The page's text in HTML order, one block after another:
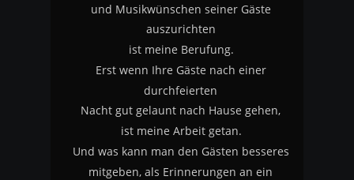
und Musikwünschen seiner Gäste
auszurichten
ist meine Berufung.
Erst wenn Ihre Gäste nach einer
durchfeierten
Nacht gut gelaunt nach Hause gehen,
ist meine Arbeit getan.
Und was kann man den Gästen besseres
mitgeben, als Erinnerungen an ein